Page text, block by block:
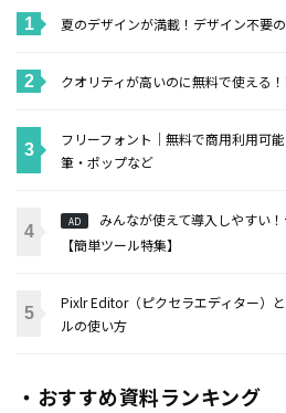
夏のデザインが満載！デザイン不要
クオリティが高いのに無料で使える
フリーフォント｜無料で商用利用可
筆・ポップなど
AD
みんなが使えて導入しやすい
【簡単ツール特集】
Pixlr Editor（ピクセラエディター）
ルの使い方
・おすすめ資料ランキング